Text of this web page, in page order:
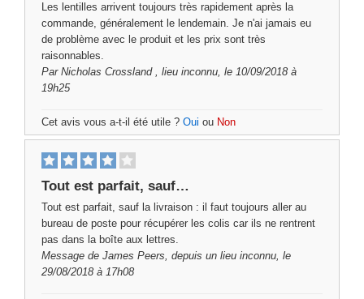
Les lentilles arrivent toujours très rapidement après la
commande, généralement le lendemain. Je n'ai jamais eu
de problème avec le produit et les prix sont très
raisonnables.
Par Nicholas Crossland, lieu inconnu, le 10/09/2018 à
19h25
Cet avis vous a-t-il été utile ? Oui ou Non
Tout est parfait, sauf…
Tout est parfait, sauf la livraison : il faut toujours aller au
bureau de poste pour récupérer les colis car ils ne rentrent
pas dans la boîte aux lettres.
Message de James Peers, depuis un lieu inconnu, le
29/08/2018 à 17h08